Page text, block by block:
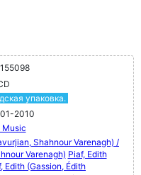
упаковка.
2010
Music
Shahnour Varenagh) /
Varenagh) Piaf, Edith
Edith (Gassion, Édith